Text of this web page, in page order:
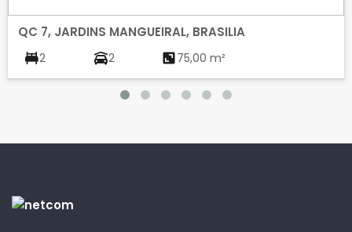
QC 7, JARDINS MANGUEIRAL, BRASILIA
2 2 75,00 m²